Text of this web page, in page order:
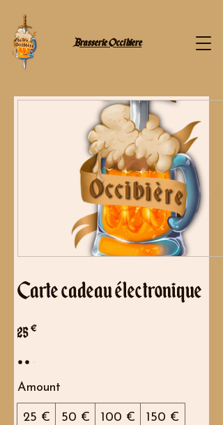
Brasserie Occibiere
Carte cadeau électronique
25 €
Amount
25 € 50 € 100 € 150 €